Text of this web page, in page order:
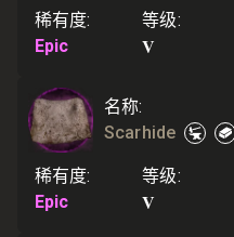
稀有度:
Epic
等级:
V
名称:
Scarhide
稀有度:
Epic
等级:
V